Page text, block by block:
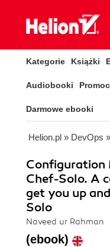
Kategorie Książki
Audiobooki
Darmowe ebooki
Helion.pl » DevOps »
Configuration
Chef-Solo. A
get you up
Solo
Naveed ur Rahman
(ebook)